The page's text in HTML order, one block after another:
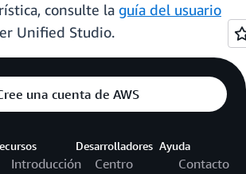
consulte la guía del usuario
Unified Studio.
una cuenta de AWS
Introducción
Desarrolladores
Centro
Ayuda
Contacto